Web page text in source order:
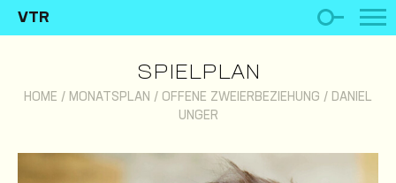
VTR
SPIELPLAN
HOME / MONATSPLAN / OFFENE ZWEIERBEZIEHUNG / DANIEL
UNGER